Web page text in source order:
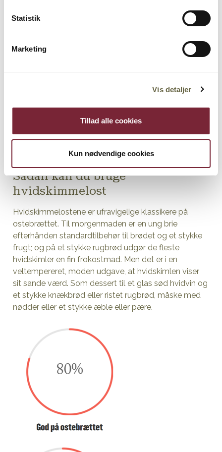
Statistik
Marketing
Vis detaljer
Tillad alle cookies
Kun nødvendige cookies
Sådan kan du bruge
hvidskimmelost
Hvidskimmelostene er ufravigelige klassikere på
ostebrættet. Til morgenmaden er en ung brie
efterhånden standardtilbehør til brødet og et stykke
frugt; og på et stykke rugbrød udgør de fleste
hvidskimler en fin frokostmad. Men det er i en
veltempereret, moden udgave, at hvidskimlen viser
sit sande værd. Som dessert til et glas sød hvidvin og
et stykke knækbrød eller ristet rugbrød, måske med
nødder eller et stykke æble eller pære.